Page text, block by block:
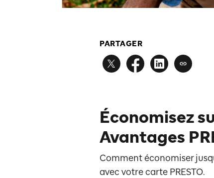
PARTAGER
Économisez
Avantages
Comment économiser
avec votre carte PRESTO.